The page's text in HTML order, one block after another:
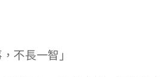
不長一智」☝️